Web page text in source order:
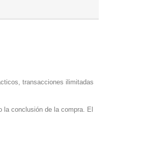
transacciones ilimitadas
conclusión de la compra. El